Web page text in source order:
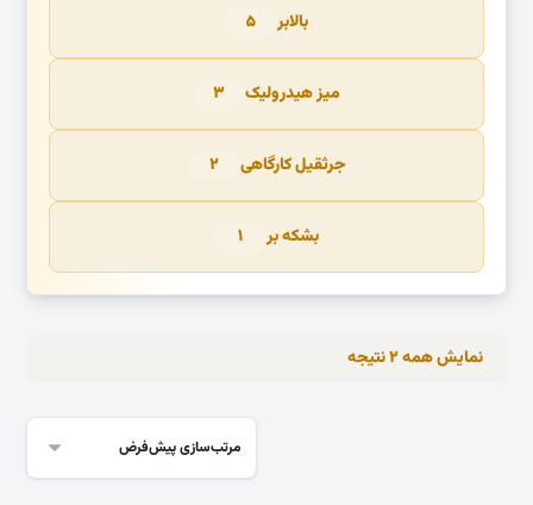
بالابر ۵
میز هیدرولیک ۳
جرثقیل کارگاهی ۲
بشکه بر ۱
نمایش همه ۲ نتیجه